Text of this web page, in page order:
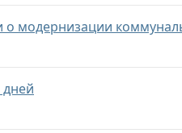
о модернизации